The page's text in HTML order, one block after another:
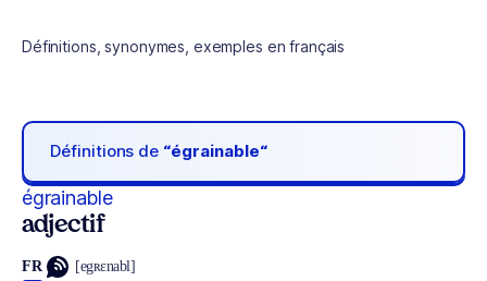
Définitions, synonymes, exemples en français
Définitions de “égrainable“
égrainable
adjectif
FR [egʀɛnabl]